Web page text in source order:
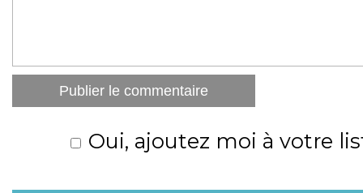
Oui, ajoutez moi à votre